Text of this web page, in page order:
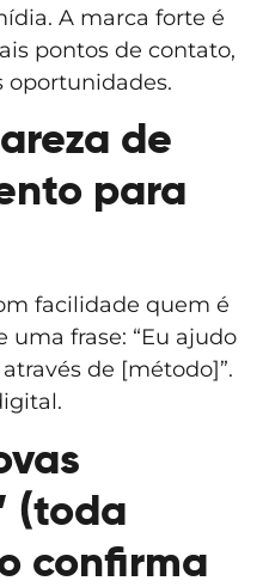
A marca forte é
pontos de contato,
oportunidades.
de
para
facilidade quem é
uma frase: “Eu ajudo
de [método]”.
(toda
confirma